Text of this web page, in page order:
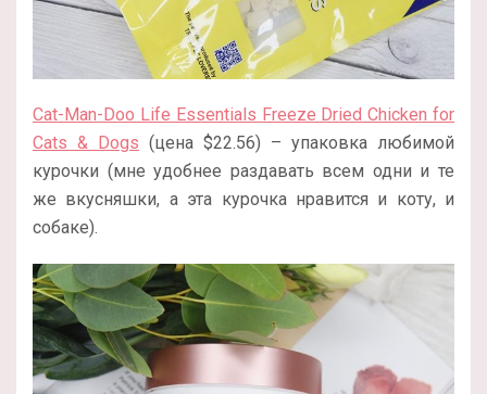
Cat-Man-Doo Life Essentials Freeze Dried Chicken for
Cats & Dogs (цена $22.56) – упаковка любимой
курочки (мне удобнее раздавать всем одни и те
же вкусняшки, а эта курочка нравится и коту, и
собаке).